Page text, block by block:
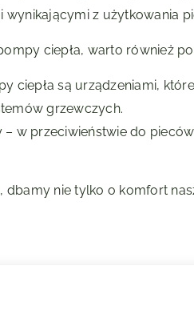
wynikającymi z użytkowania
ciepła, warto również
ciepła są urządzeniami,
grzewczych.
w przeciwieństwie do
dbamy nie tylko o komfort